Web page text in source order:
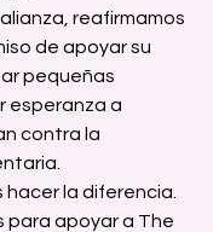
reafirmamos
de apoyar su
pequeñas
esperanza a
contra la
la diferencia.
para apoyar a The